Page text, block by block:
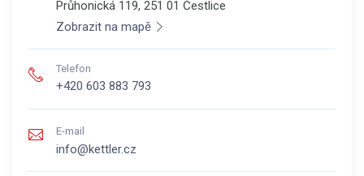
Průhonická 119, 251 01 Čestlice
Zobrazit na mapě
Telefon
+420 603 883 793
E-mail
info@kettler.cz